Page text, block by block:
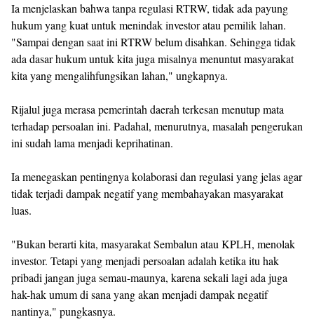
Ia menjelaskan bahwa tanpa regulasi RTRW, tidak ada payung
hukum yang kuat untuk menindak investor atau pemilik lahan.
"Sampai dengan saat ini RTRW belum disahkan. Sehingga tidak
ada dasar hukum untuk kita juga misalnya menuntut masyarakat
kita yang mengalihfungsikan lahan," ungkapnya.
Rijalul juga merasa pemerintah daerah terkesan menutup mata
terhadap persoalan ini. Padahal, menurutnya, masalah pengerukan
ini sudah lama menjadi keprihatinan.
Ia menegaskan pentingnya kolaborasi dan regulasi yang jelas agar
tidak terjadi dampak negatif yang membahayakan masyarakat
luas.
"Bukan berarti kita, masyarakat Sembalun atau KPLH, menolak
investor. Tetapi yang menjadi persoalan adalah ketika itu hak
pribadi jangan juga semau-maunya, karena sekali lagi ada juga
hak-hak umum di sana yang akan menjadi dampak negatif
nantinya," pungkasnya.